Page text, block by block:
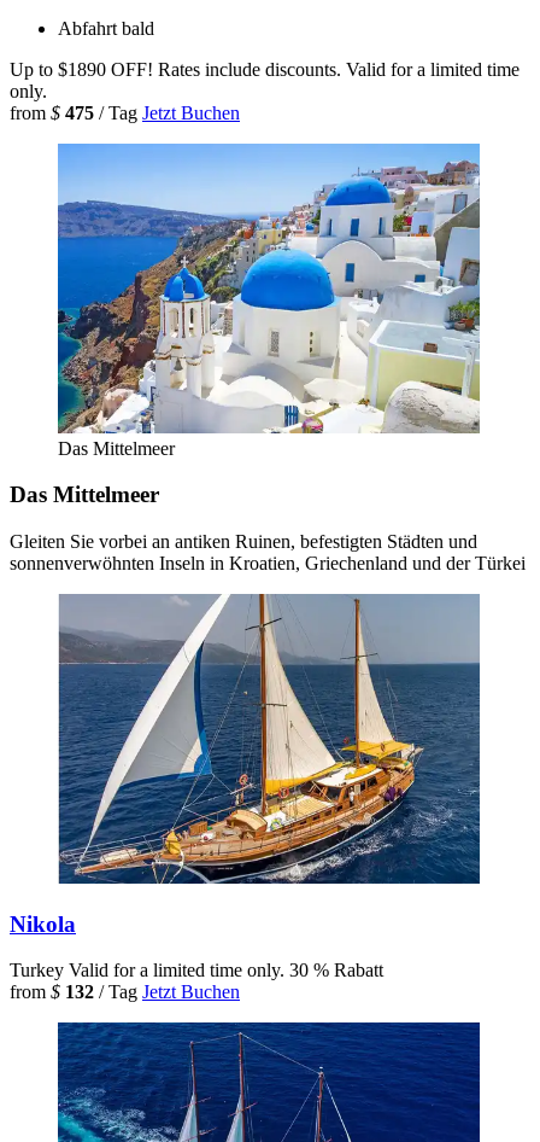
Abfahrt bald
Up to $1890 OFF! Rates include discounts. Valid for a limited time
only.
from $ 475 / Tag Jetzt Buchen
Das Mittelmeer
Das Mittelmeer
Gleiten Sie vorbei an antiken Ruinen, befestigten Städten und
sonnenverwöhnten Inseln in Kroatien, Griechenland und der Türkei
Nikola
Turkey Valid for a limited time only. 30 % Rabatt
from $ 132 / Tag Jetzt Buchen